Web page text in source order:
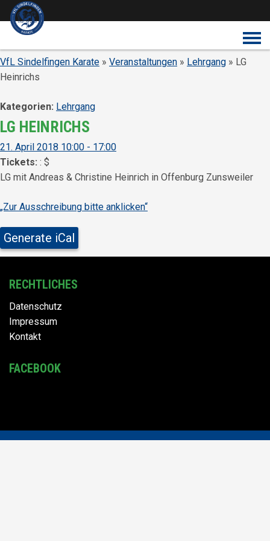
Überspringe den Content
VfL Sindelfingen Karate » Veranstaltungen » Lehrgang » LG
Heinrichs
Kategorien: Lehrgang
LG HEINRICHS
21. April 2018 10:00 - 17:00
Tickets: : $
LG mit Andreas & Christine Heinrich in Offenburg Zunsweiler
„Zur Ausschreibung bitte anklicken“
Generate iCal
RECHTLICHES
Datenschutz
Impressum
Kontakt
FACEBOOK